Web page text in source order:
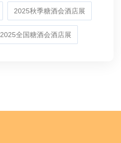
2025秋季糖酒会酒店展
2025全国糖酒会酒店展